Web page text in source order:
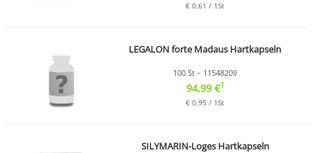
€ 0,61 / 1St
LEGALON forte Madaus Hartkapseln
100 St – 11548209
94,99 €1
€ 0,95 / 1St
SILYMARIN-Loges Hartkapseln